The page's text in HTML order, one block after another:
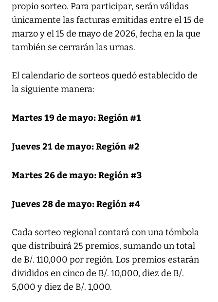
propio sorteo. Para participar, serán válidas
únicamente las facturas emitidas entre el 15 de
marzo y el 15 de mayo de 2026, fecha en la que
también se cerrarán las urnas.
El calendario de sorteos quedó establecido de
la siguiente manera:
Martes 19 de mayo: Región #1
Jueves 21 de mayo: Región #2
Martes 26 de mayo: Región #3
Jueves 28 de mayo: Región #4
Cada sorteo regional contará con una tómbola
que distribuirá 25 premios, sumando un total
de B/. 110,000 por región. Los premios estarán
divididos en cinco de B/. 10,000, diez de B/.
5,000 y diez de B/. 1,000.